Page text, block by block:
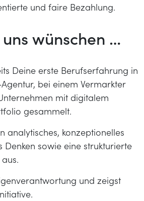
und faire Bezahlung.
wünschen …
Deine erste Berufserfahrung in
bei einem Vermarkter
mit digitalem
gesammelt.
analytisches, konzeptionelles
Denken sowie eine strukturierte
und zeigst